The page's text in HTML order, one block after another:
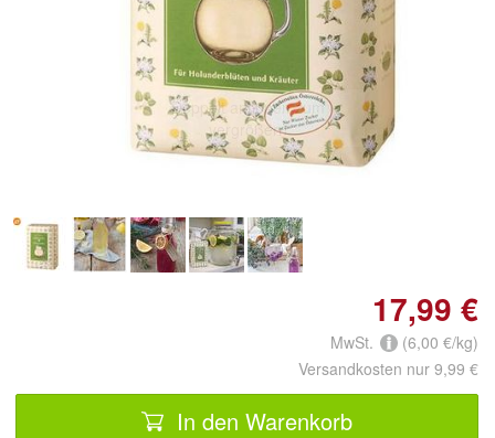
Doppelt antippen zum
vergrößern
17,99 €
MwSt.
(6,00 €/kg)
Versandkosten nur 9,99 €
In den Warenkorb